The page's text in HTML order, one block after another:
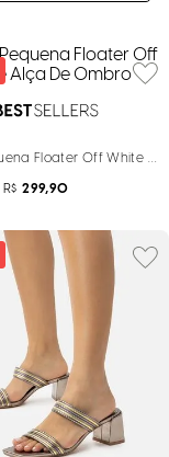
Transversal
Floater Off White
R$ 299,90